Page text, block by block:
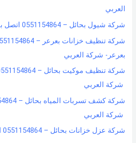
العربي
شركة شيول بحائل – 0551154864 اتصل بنا – شركة العربي
بعرعر- شركة العربي
شركة العربي
شركة العربي
شركة عزل خزانات بحائل – 0551154864 اتصل بنا – شركة العربي